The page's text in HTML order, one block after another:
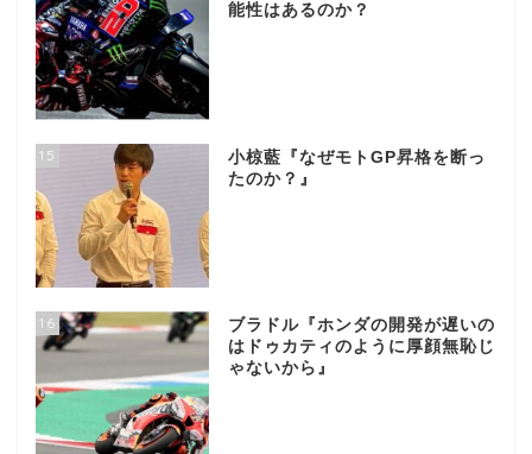
能性はあるのか？
15
小椋藍『なぜモトGP昇格を断っ
たのか？』
16
ブラドル『ホンダの開発が遅いの
はドゥカティのように厚顔無恥じ
ゃないから』